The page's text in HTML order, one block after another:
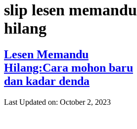
slip lesen memandu
hilang
Lesen Memandu
Hilang:Cara mohon baru
dan kadar denda
Last Updated on: October 2, 2023